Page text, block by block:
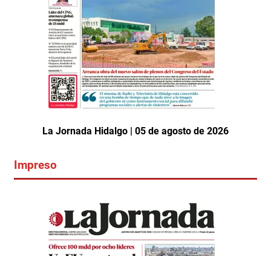
La Jornada Hidalgo | 05 de agosto de 2026
Impreso